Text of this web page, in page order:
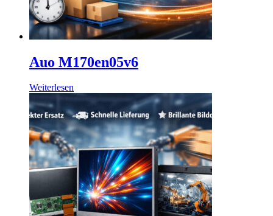
Auo M170en05v6
Weiterlesen